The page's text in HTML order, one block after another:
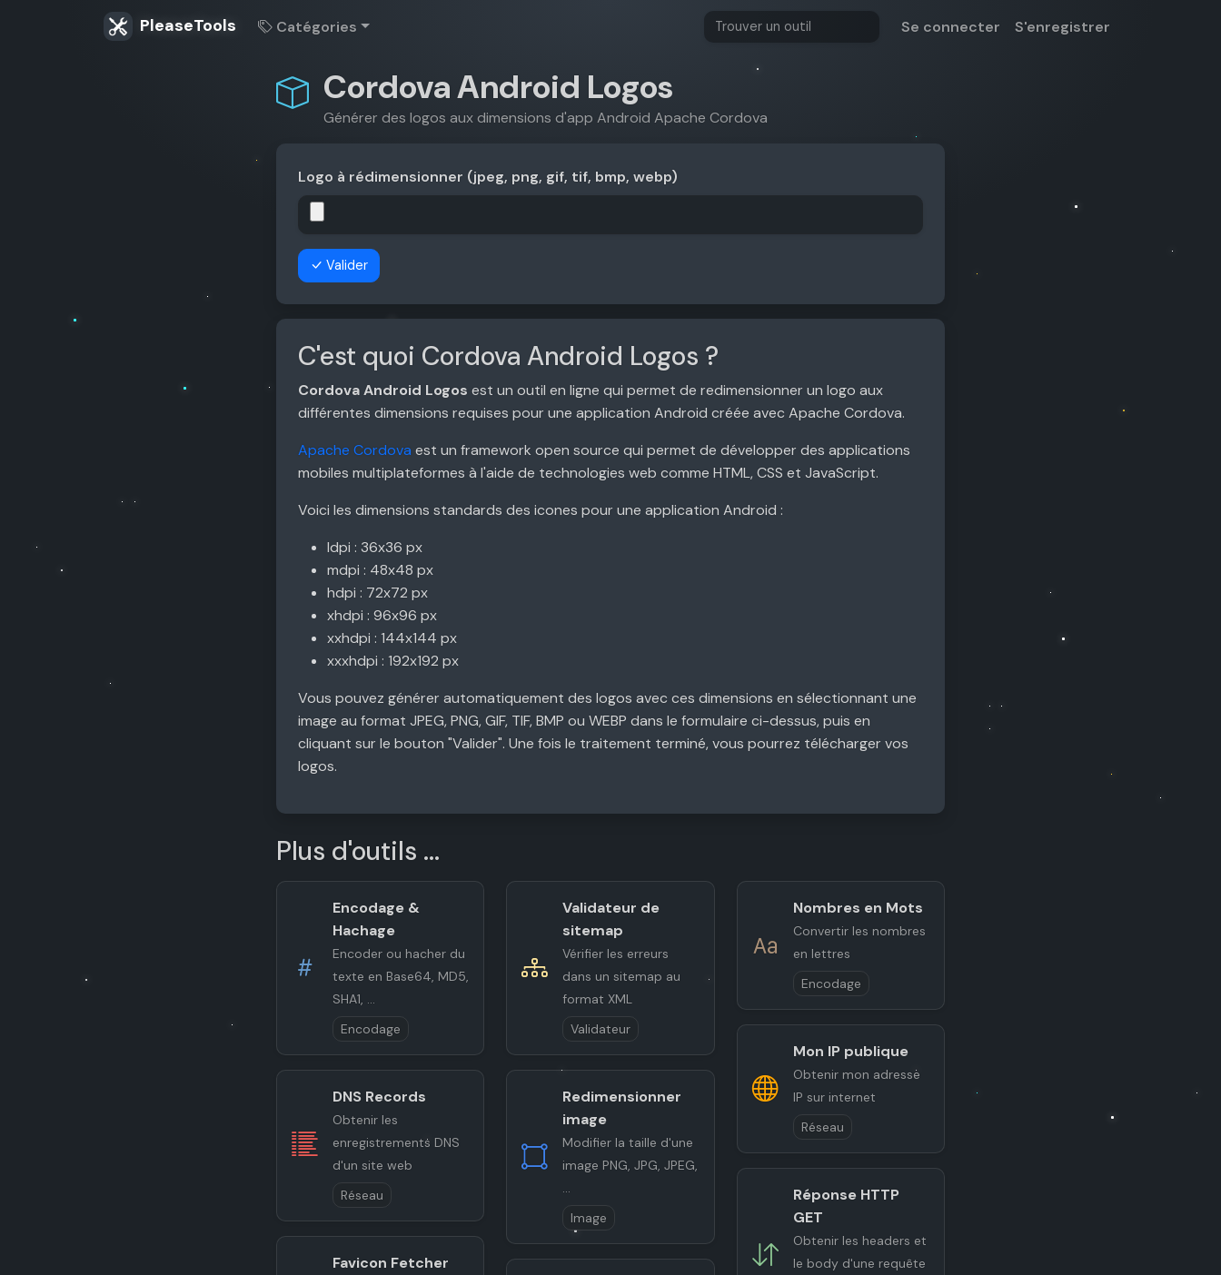
PleaseTools Catégories Se connecter S'enregistrer
Cordova Android Logos
Générer des logos aux dimensions d'app Android Apache Cordova
Logo à rédimensionner (jpeg, png, gif, tif, bmp, webp)
Valider
C'est quoi Cordova Android Logos ?
Cordova Android Logos est un outil en ligne qui permet de redimensionner un logo aux
différentes dimensions requises pour une application Android créée avec Apache Cordova.
Apache Cordova est un framework open source qui permet de développer des applications
mobiles multiplateformes à l'aide de technologies web comme HTML, CSS et JavaScript.
Voici les dimensions standards des icones pour une application Android :
ldpi : 36x36 px
mdpi : 48x48 px
hdpi : 72x72 px
xhdpi : 96x96 px
xxhdpi : 144x144 px
xxxhdpi : 192x192 px
Vous pouvez générer automatiquement des logos avec ces dimensions en sélectionnant une
image au format JPEG, PNG, GIF, TIF, BMP ou WEBP dans le formulaire ci-dessus, puis en
cliquant sur le bouton "Valider". Une fois le traitement terminé, vous pourrez télécharger vos
logos.
Plus d'outils ...
Encodage &
Hachage
Encoder ou hacher du
texte en Base64, MD5,
SHA1, ...
Encodage
Validateur de
sitemap
Vérifier les erreurs
dans un sitemap au
format XML
Validateur
Nombres en Mots
Convertir les nombres
en lettres
Encodage
Mon IP publique
Obtenir mon adresse
IP sur internet
Réseau
DNS Records
Obtenir les
enregistrements DNS
d'un site web
Réseau
Redimensionner
image
Modifier la taille d'une
image PNG, JPG, JPEG,
...
Image
Réponse HTTP
GET
Obtenir les headers et
le body d'une requête
Favicon Fetcher